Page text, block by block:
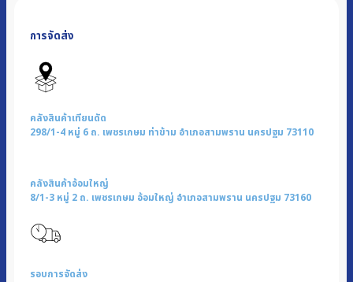
การจัดส่ง
คลังสินค้าเทียนดัด
298/1-4 หมู่ 6 ถ. เพชรเกษม ท่าข้าม อำเภอสามพราน นครปฐม 73110
คลังสินค้าอ้อมใหญ่
8/1-3 หมู่ 2 ถ. เพชรเกษม อ้อมใหญ่ อำเภอสามพราน นครปฐม 73160
รอบการจัดส่ง